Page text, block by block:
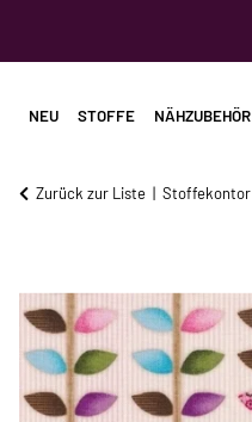
NEU STOFFE NÄHZUBEHÖR
Zurück zur Liste Stoffekontor